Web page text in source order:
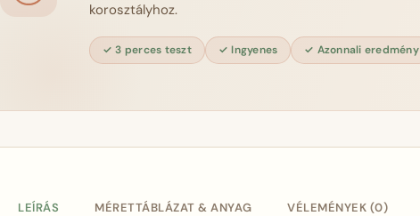
korosztályhoz.
3 perces teszt Ingyenes Azonnali eredmény
LEÍRÁS MÉRETTÁBLÁZAT & ANYAG VÉLEMÉNYEK (0)